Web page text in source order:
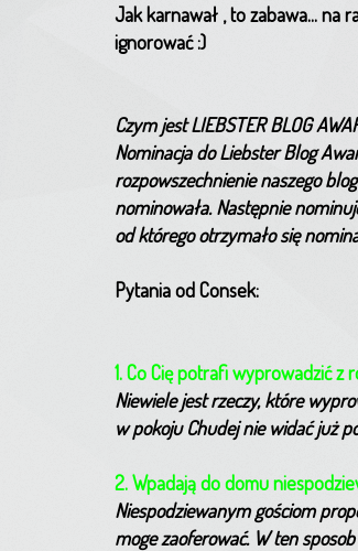
Jak karnawał , to zabawa... na
ignorować :)
Czym jest LIEBSTER BLOG
Nominacja do Liebster Blog
rozpowszechnienie naszego
nominowała. Następnie
od którego otrzymało się
Pytania od Consek:
1. Co Cię potrafi wyprowadzić z
Niewiele jest rzeczy, które
w pokoju Chudej nie widać już
2. Wpadają do domu
Niespodziewanym gościom
moge zaoferować. W ten